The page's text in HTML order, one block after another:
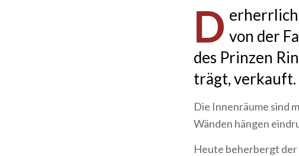
D von der
des Prinzen
trägt, verkauft.
Die Innenräume sind
Wänden hängen
Heute beherbergt der